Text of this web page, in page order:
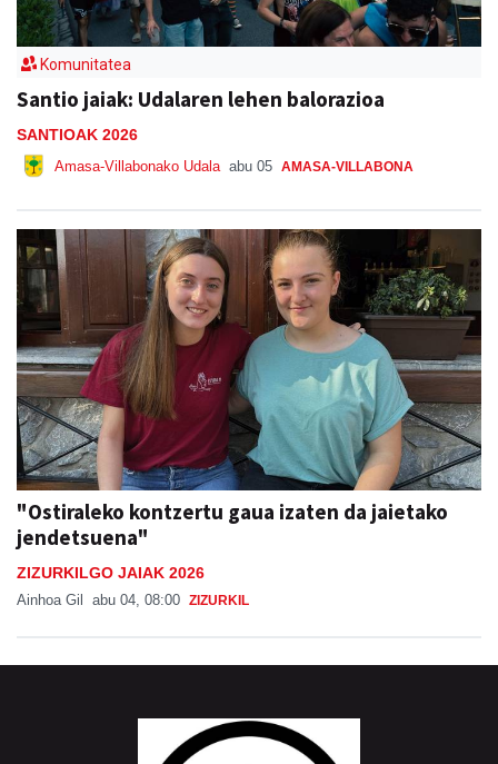
Komunitatea
Santio jaiak: Udalaren lehen balorazioa
SANTIOAK 2026
Amasa-Villabonako Udala abu 05 AMASA-VILLABONA
"Ostiraleko kontzertu gaua izaten da jaietako
jendetsuena"
ZIZURKILGO JAIAK 2026
Ainhoa Gil abu 04, 08:00 ZIZURKIL